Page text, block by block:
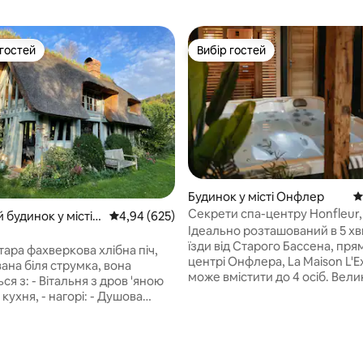
381
гостей
будинок у місті
Рансон
Середня оцінка: 4,94 з 5, відгуки: 625
4,94 (625)
фахверкова хлібна піч,
біля струмка, вона
з: - Вітальня з дров 'яною
Вибір гостей
Вибір гостей
Будинок у місті Онфлер
Секрети спа-центру Honfleur,
кінотеатр
Ідеально розташований в 5
їзди від Старого Бассена,
центрі Онфлера, La Maison
може вмістити до 4 осіб.